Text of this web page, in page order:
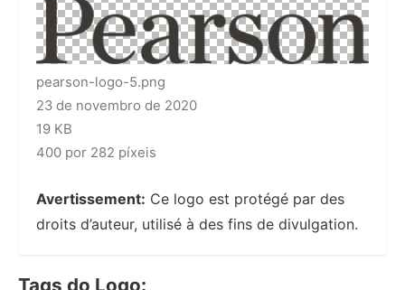
pearson-logo-5.png
23 de novembro de 2020
19 KB
400 por 282 píxeis
Avertissement: Ce logo est protégé par des
droits d’auteur, utilisé à des fins de divulgation.
Tags do Logo: